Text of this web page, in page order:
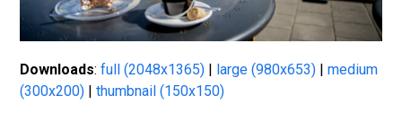
Downloads:full (2048x1365) | large (980x653) |medium
(300x200) |thumbnail (150x150)